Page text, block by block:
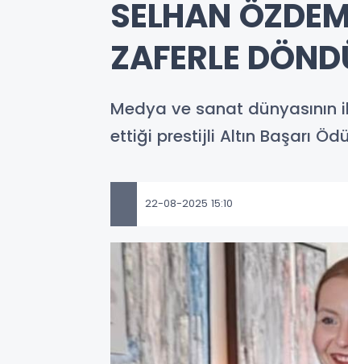
SELHAN
ZAFERLE
Medya ve sanat dünyasının
ettiği prestijli Altın Başarı
22-08-2025 15:10